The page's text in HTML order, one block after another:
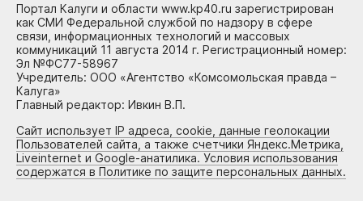
Портал Калуги и области www.kp40.ru зарегистрирован
как СМИ Федеральной службой по надзору в сфере
связи, информационных технологий и массовых
коммуникаций 11 августа 2014 г. Регистрационный номер:
Эл №ФС77-58967
Учредитель: ООО «Агентство «Комсомольская правда –
Калуга»
Главный редактор: Ивкин В.П.
Сайт использует IP адреса, cookie, данные геолокации
Пользователей сайта, а также счетчики Яндекс.Метрика,
Liveinternet и Google-анатилика. Условия использования
содержатся в Политике по защите персональных данных.